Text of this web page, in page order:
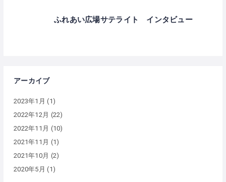
ふれあい広場サテライト インタビュー
アーカイブ
2023年1月 (1)
2022年12月 (22)
2022年11月 (10)
2021年11月 (1)
2021年10月 (2)
2020年5月 (1)